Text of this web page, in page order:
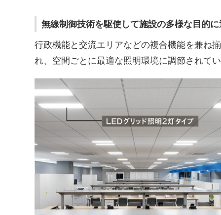
無線制御技術を駆使して施設の多様な目的
行政機能と交流エリアなどの複合機能を兼ね
れ、空間ごとに最適な照明環境に調節されて